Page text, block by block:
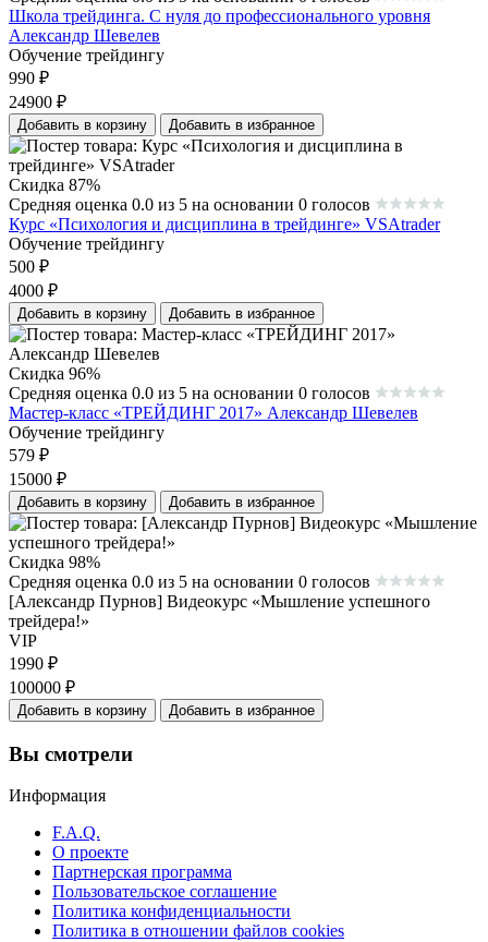
Школа трейдинга. С нуля до профессионального уровня
Александр Шевелев
Обучение трейдингу
990 ₽
24900 ₽
Добавить в корзину Добавить в избранное
Скидка 87%
Средняя оценка 0.0 из 5 на основании 0 голосов
Курс «Психология и дисциплина в трейдинге» VSAtrader
Обучение трейдингу
500 ₽
4000 ₽
Добавить в корзину Добавить в избранное
Скидка 96%
Средняя оценка 0.0 из 5 на основании 0 голосов
Мастер-класс «ТРЕЙДИНГ 2017» Александр Шевелев
Обучение трейдингу
579 ₽
15000 ₽
Добавить в корзину Добавить в избранное
Скидка 98%
Средняя оценка 0.0 из 5 на основании 0 голосов
[Александр Пурнов] Видеокурс «Мышление успешного
трейдера!»
VIP
1990 ₽
100000 ₽
Добавить в корзину Добавить в избранное
Вы смотрели
Информация
F.A.Q.
О проекте
Партнерская программа
Пользовательское соглашение
Политика конфиденциальности
Политика в отношении файлов cookies